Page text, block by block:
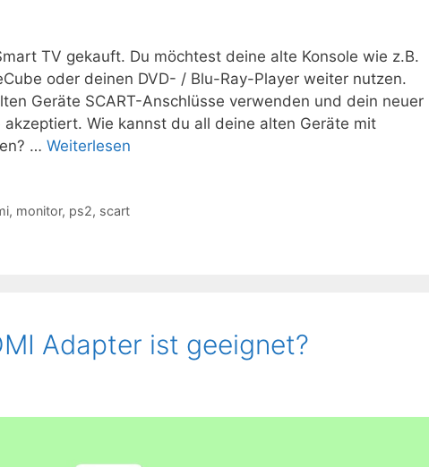
TV gekauft. Du möchtest deine alte Konsole wie z.B.
oder deinen DVD- / Blu-Ray-Player weiter nutzen.
Geräte SCART-Anschlüsse verwenden und dein neuer
akzeptiert. Wie kannst du all deine alten Geräte mit
… Weiterlesen
, monitor, ps2, scart
Adapter ist geeignet?